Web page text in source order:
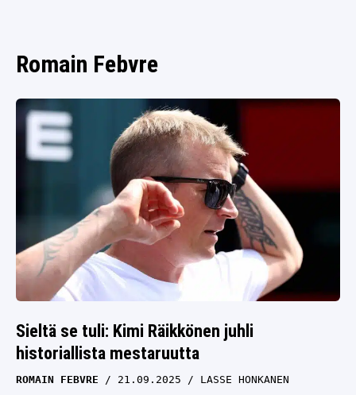
Romain Febvre
Sieltä se tuli: Kimi Räikkönen juhli
historiallista mestaruutta
ROMAIN FEBVRE 21.09.2025 LASSE HONKANEN